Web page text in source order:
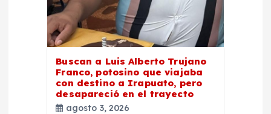
Buscan a Luis Alberto Trujano
Franco, potosino que viajaba
con destino a Irapuato, pero
desapareció en el trayecto
agosto 3, 2026